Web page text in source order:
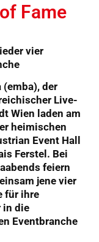
Fame
vier
der
Live-
Wien laden am
heimischen
Event Hall
Ferstel. Bei
feiern
jene vier
für ihre
in die
Eventbranche